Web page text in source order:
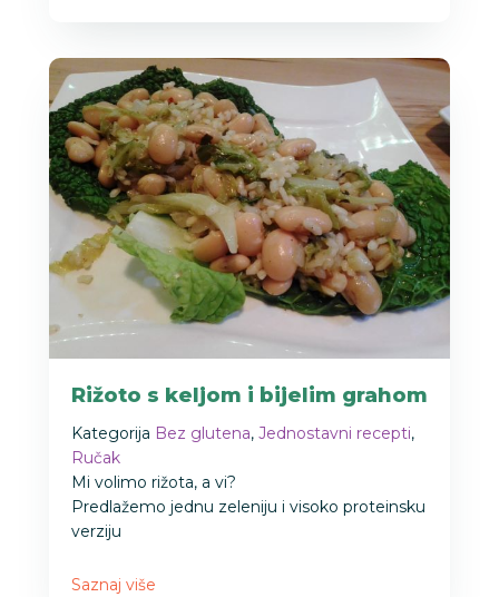
Rižoto s keljom i bijelim grahom
Kategorija Bez glutena, Jednostavni recepti,
Ručak
Mi volimo rižota, a vi?
Predlažemo jednu zeleniju i visoko proteinsku
verziju
Saznaj više